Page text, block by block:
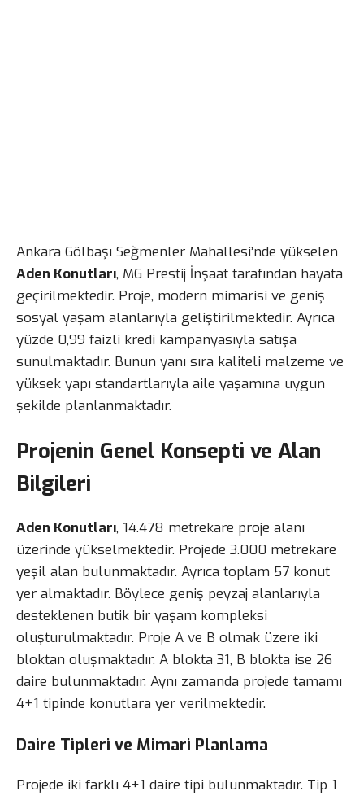
Ankara Gölbaşı Seğmenler Mahallesi’nde yükselen
Aden Konutları, MG Prestij İnşaat tarafından hayata
geçirilmektedir. Proje, modern mimarisi ve geniş
sosyal yaşam alanlarıyla geliştirilmektedir. Ayrıca
yüzde 0,99 faizli kredi kampanyasıyla satışa
sunulmaktadır. Bunun yanı sıra kaliteli malzeme ve
yüksek yapı standartlarıyla aile yaşamına uygun
şekilde planlanmaktadır.
Projenin Genel Konsepti ve Alan
Bilgileri
Aden Konutları, 14.478 metrekare proje alanı
üzerinde yükselmektedir. Projede 3.000 metrekare
yeşil alan bulunmaktadır. Ayrıca toplam 57 konut
yer almaktadır. Böylece geniş peyzaj alanlarıyla
desteklenen butik bir yaşam kompleksi
oluşturulmaktadır. Proje A ve B olmak üzere iki
bloktan oluşmaktadır. A blokta 31, B blokta ise 26
daire bulunmaktadır. Aynı zamanda projede tamamı
4+1 tipinde konutlara yer verilmektedir.
Daire Tipleri ve Mimari Planlama
Projede iki farklı 4+1 daire tipi bulunmaktadır. Tip 1